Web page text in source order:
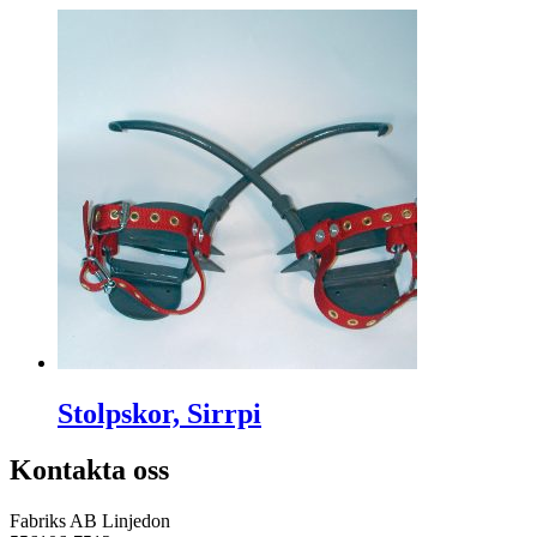
Stolpskor, Sirrpi
Kontakta oss
Fabriks AB Linjedon